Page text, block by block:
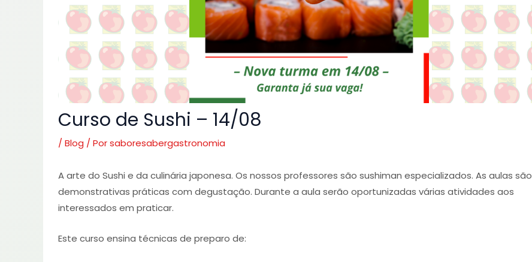
Curso de Sushi – 14/08
/ Blog / Porsaboresabergastronomia
A arte do Sushi e da culinária japonesa. Os nossos professores são sushiman especializados. As aulas são
demonstrativas práticas com degustação. Durante a aula serão oportunizadas várias atividades aos
interessados em praticar.
Este curso ensina técnicas de preparo de: